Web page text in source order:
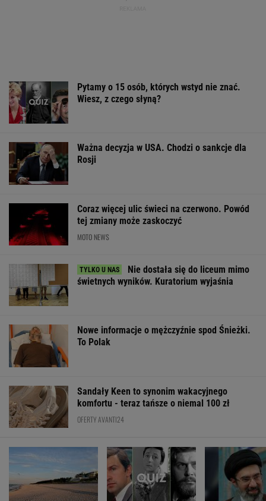
Coraz więcej ulic świeci na czerwono. Powód
tej zmiany może zaskoczyć
Nie dostała się do liceum mimo
świetnych wyników. Kuratorium wyjaśnia
Nowe informacje o mężczyźnie spod Śnieżki.
To Polak
Sandały Keen to synonim wakacyjnego
komfortu - teraz tańsze o niemal 100 zł
Pustki w kurorcie nad
morzem. "Z roku na
rok turystów jest coraz
Rozpoznasz tych
wybitnych aktorów
Media: Lider